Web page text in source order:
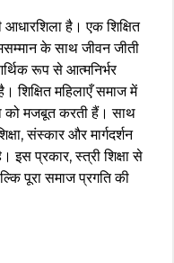
आधारशिला है। एक शिक्षित
के साथ जीवन जीती
रूप से आत्मनिर्भर
शिक्षित महिलाएँ समाज में
को मजबूत करती हैं। साथ
संस्कार और मार्गदर्शन
इस प्रकार, स्त्री शिक्षा से
पूरा समाज प्रगति की